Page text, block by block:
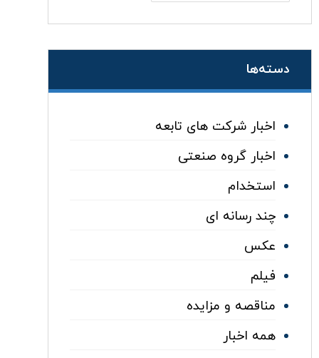
دسته‌ها
اخبار شرکت های تابعه
اخبار گروه صنعتی
استخدام
چند رسانه ای
عکس
فیلم
مناقصه و مزایده
همه اخبار